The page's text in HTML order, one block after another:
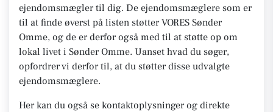
ejendomsmægler til dig. De ejendomsmæglere som er
til at finde øverst på listen støtter VORES Sønder
Omme, og de er derfor også med til at støtte op om
lokal livet i Sønder Omme. Uanset hvad du søger,
opfordrer vi derfor til, at du støtter disse udvalgte
ejendomsmæglere.
Her kan du også se kontaktoplysninger og direkte